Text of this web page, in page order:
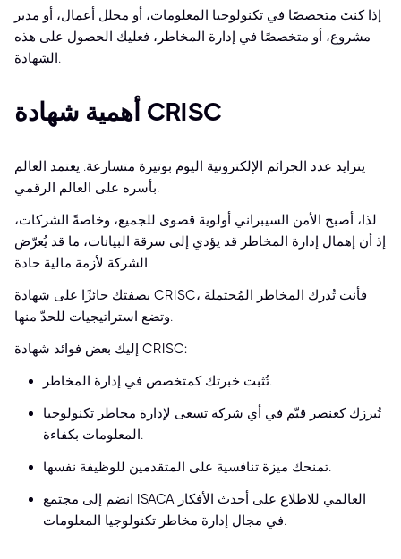
إذا كنتَ متخصصًا في تكنولوجيا المعلومات، أو محلل أعمال، أو مدير
مشروع، أو متخصصًا في إدارة المخاطر، فعليك الحصول على هذه
الشهادة.
أهمية شهادة CRISC
يتزايد عدد الجرائم الإلكترونية اليوم بوتيرة متسارعة. يعتمد العالم
بأسره على العالم الرقمي.
لذا، أصبح الأمن السيبراني أولوية قصوى للجميع، وخاصةً الشركات،
إذ أن إهمال إدارة المخاطر قد يؤدي إلى سرقة البيانات، ما قد يُعرّض
الشركة لأزمة مالية حادة.
بصفتك حائزًا على شهادة CRISC، فأنت تُدرك المخاطر المُحتملة
وتضع استراتيجيات للحدّ منها.
إليك بعض فوائد شهادة CRISC:
تُثبت خبرتك كمتخصص في إدارة المخاطر.
تُبرزك كعنصر قيّم في أي شركة تسعى لإدارة مخاطر تكنولوجيا
المعلومات بكفاءة.
تمنحك ميزة تنافسية على المتقدمين للوظيفة نفسها.
انضم إلى مجتمع ISACA العالمي للاطلاع على أحدث الأفكار
في مجال إدارة مخاطر تكنولوجيا المعلومات.